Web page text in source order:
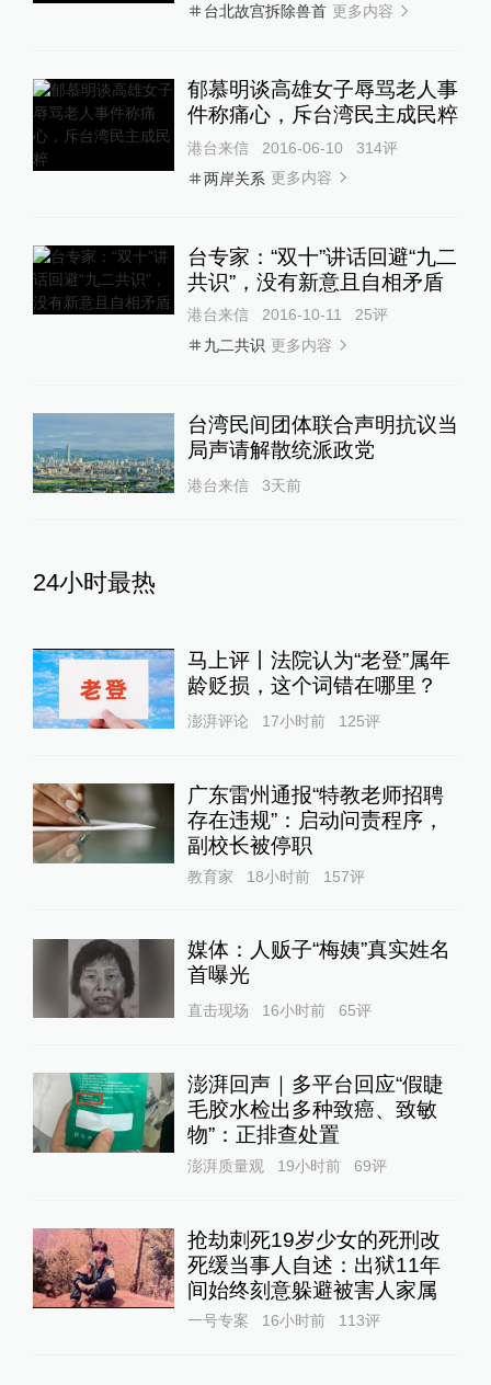
台北故宫拆除兽首 更多内容
郁慕明谈高雄女子辱骂老人事
件称痛心，斥台湾民主成民粹
港台来信 2016-06-10 314评
两岸关系 更多内容
台专家：“双十”讲话回避“九二
共识”，没有新意且自相矛盾
港台来信 2016-10-11 25评
九二共识 更多内容
台湾民间团体联合声明抗议当
局声请解散统派政党
港台来信 3天前
24小时最热
马上评丨法院认为“老登”属年
龄贬损，这个词错在哪里？
澎湃评论 17小时前 125评
广东雷州通报“特教老师招聘
存在违规”：启动问责程序，
副校长被停职
教育家 18小时前 157评
媒体：人贩子“梅姨”真实姓名
首曝光
直击现场 16小时前 65评
澎湃回声｜多平台回应“假睫
毛胶水检出多种致癌、致敏
物”：正排查处置
澎湃质量观 19小时前 69评
抢劫刺死19岁少女的死刑改
死缓当事人自述：出狱11年
间始终刻意躲避被害人家属
一号专案 16小时前 113评